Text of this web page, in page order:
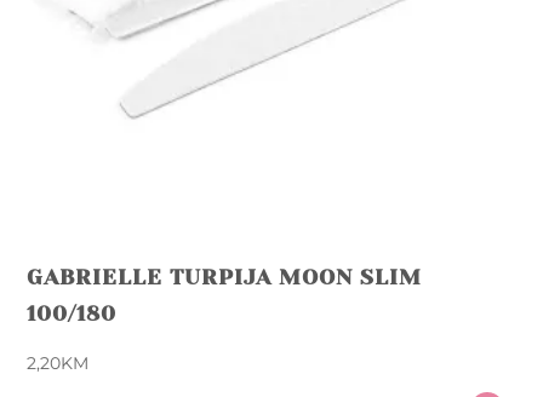
GABRIELLE TURPIJA MOON SLIM
100/180
2,20KM